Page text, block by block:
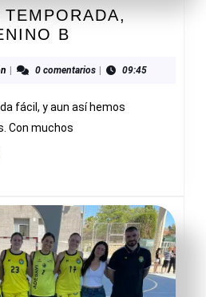
B
TEMPORADA,
FEMENINO
B
Redacción0 comentarios 09:45
fácil, y aun así hemos
Con muchos